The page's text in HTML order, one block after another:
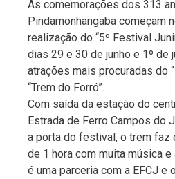
As comemorações dos 313
Pindamonhangaba começam
realização do “5º Festival
dias 29 e 30 de junho e 1º de
atrações mais procuradas do
“Trem do Forró”.
Com saída da estação do
Estrada de Ferro Campos do
a porta do festival, o trem faz
de 1 hora com muita música
é uma parceria com a EFCJ